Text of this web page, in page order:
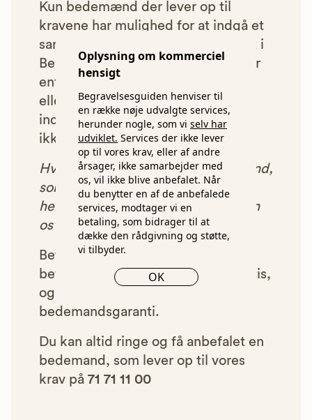
Oplysning om kommerciel
hensigt
Begravelsesguiden henviser til
en række nøje udvalgte services,
herunder nogle, som vi selv har
udviklet. Services der ikke lever
op til vores krav, eller af andre
årsager, ikke samarbejder med
os, vil ikke blive anbefalet. Når
du benytter en af de anbefalede
services, modtager vi en
betaling, som bidrager til at
dække den rådgivning og støtte,
vi tilbyder.
OK
Kun bedemænd der lever op til
kravene har mulighed for at indgå et
samarbejde med os om at blive vist i
Begravelsesguiden. Bedemænd der
enten ikke lever op til vores krav,
eller som af andre årsager ikke har
indgået et samarbejde med os, vil
ikke blive vist i vores anbefalinger.
Hver gang du benytter en bedemand,
som vi har godkendt, anbefalet og
henvist dig til, betaler bedemanden
os et beløb for denne henvisning.
Betalingen for vores henvisninger
betyder, at vores rådgivning er gratis,
og at vi samtidig kan tilbyde vores
bedemandsgaranti.
Du kan altid ringe og få anbefalet en
bedemand, som lever op til vores
krav på 71 71 11 00